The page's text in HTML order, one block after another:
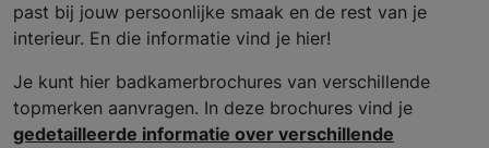
past bij jouw persoonlijke smaak en de rest van je
interieur. En die informatie vind je hier!
Je kunt hier badkamerbrochures van verschillende
topmerken aanvragen. In deze brochures vind je
gedetailleerde informatie over verschillende